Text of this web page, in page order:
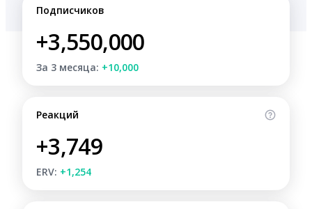
Подписчиков
+3,550,000
За 3 месяца: +10,000
Реакций
+3,749
ERV: +1,254